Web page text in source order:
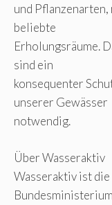
und
beliebte
Erholungsräume.
sind ein
konsequenter
unserer Gewässer
notwendig.
Über Wasseraktiv
Wasseraktiv ist